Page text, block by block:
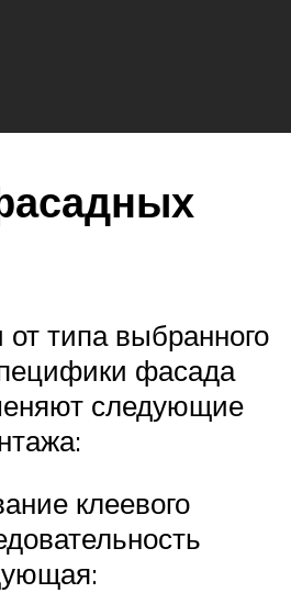
типа выбранного
фасада
следующие
клеевого